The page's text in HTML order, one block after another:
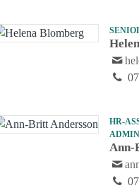
HR-
Ann-